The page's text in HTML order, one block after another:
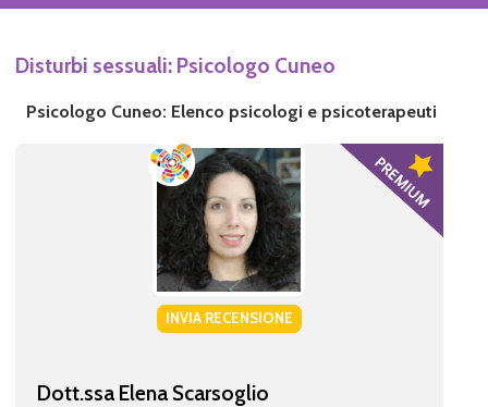
Disturbi sessuali: Psicologo Cuneo
Psicologo Cuneo: Elenco psicologi e psicoterapeuti
INVIA RECENSIONE
Dott.ssa Elena Scarsoglio